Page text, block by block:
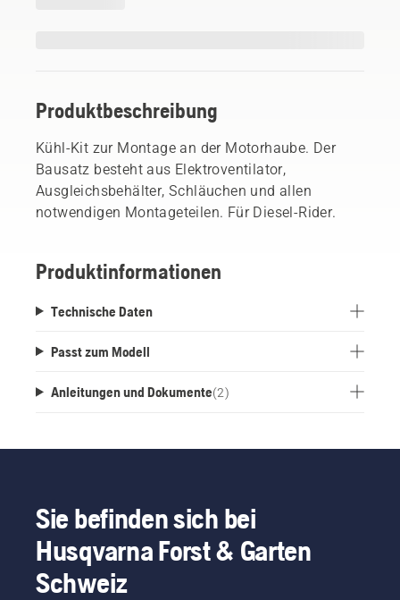
Produktbeschreibung
Kühl-Kit zur Montage an der Motorhaube. Der
Bausatz besteht aus Elektroventilator,
Ausgleichsbehälter, Schläuchen und allen
notwendigen Montageteilen. Für Diesel-Rider.
Produktinformationen
Technische Daten
Passt zum Modell
Anleitungen und Dokumente(2)
Sie befinden sich bei
Husqvarna Forst & Garten
Schweiz